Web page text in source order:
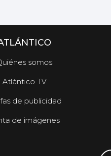
somos
Atlántico TV
de publicidad
de imágenes